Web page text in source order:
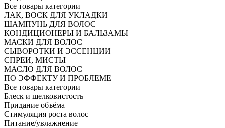
Все товары категории
ЛАК, ВОСК ДЛЯ УКЛАДКИ
ШАМПУНЬ ДЛЯ ВОЛОС
КОНДИЦИОНЕРЫ И БАЛЬЗАМЫ
МАСКИ ДЛЯ ВОЛОС
СЫВОРОТКИ И ЭССЕНЦИИ
СПРЕИ, МИСТЫ
МАСЛО ДЛЯ ВОЛОС
ПО ЭФФЕКТУ И ПРОБЛЕМЕ
Все товары категории
Блеск и шелковистость
Придание объёма
Стимуляция роста волос
Питание/увлажнение